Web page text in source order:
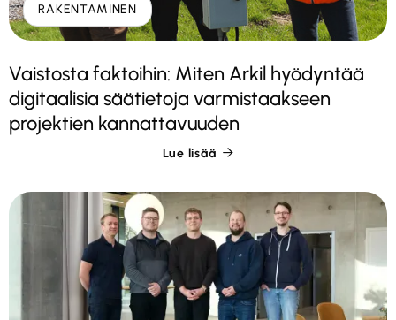
RAKENTAMINEN
Vaistosta faktoihin: Miten Arkil hyödyntää
digitaalisia säätietoja varmistaakseen
projektien kannattavuuden
Lue lisää 